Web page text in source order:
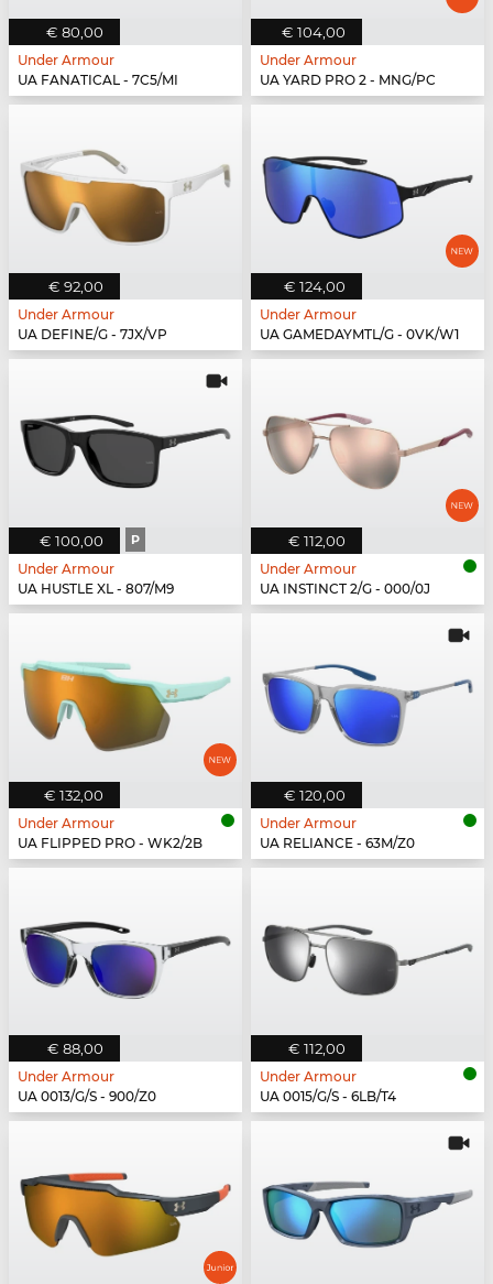
€ 80,00
Under Armour
UA FANATICAL - 7C5/MI
€ 104,00
Under Armour
UA YARD PRO 2 - MNG/PC
€ 92,00
Under Armour
UA DEFINE/G - 7JX/VP
€ 124,00
Under Armour
UA GAMEDAYMTL/G - 0VK/W1
€ 100,00 P
Under Armour
UA HUSTLE XL - 807/M9
€ 112,00
Under Armour
UA INSTINCT 2/G - 000/0J
€ 132,00
Under Armour
UA FLIPPED PRO - WK2/2B
€ 120,00
Under Armour
UA RELIANCE - 63M/Z0
€ 88,00
Under Armour
UA 0013/G/S - 900/Z0
€ 112,00
Under Armour
UA 0015/G/S - 6LB/T4